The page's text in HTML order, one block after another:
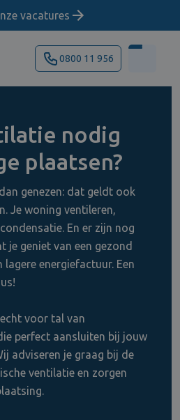
vacatures
0800 11 956
nodig
plaatsen?
genezen: dat geldt ook
Je woning ventileren,
En er zijn nog
je geniet van een gezond
lagere energiefactuur. Een
voor tal van
perfect aansluiten bij jouw
adviseren je graag bij de
ventilatie en zorgen